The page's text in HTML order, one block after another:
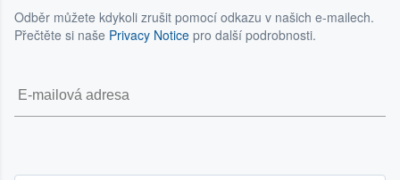
Odběr můžete kdykoli zrušit pomocí odkazu v našich e-mailech.
Přečtěte si naše Privacy Notice pro další podrobnosti.